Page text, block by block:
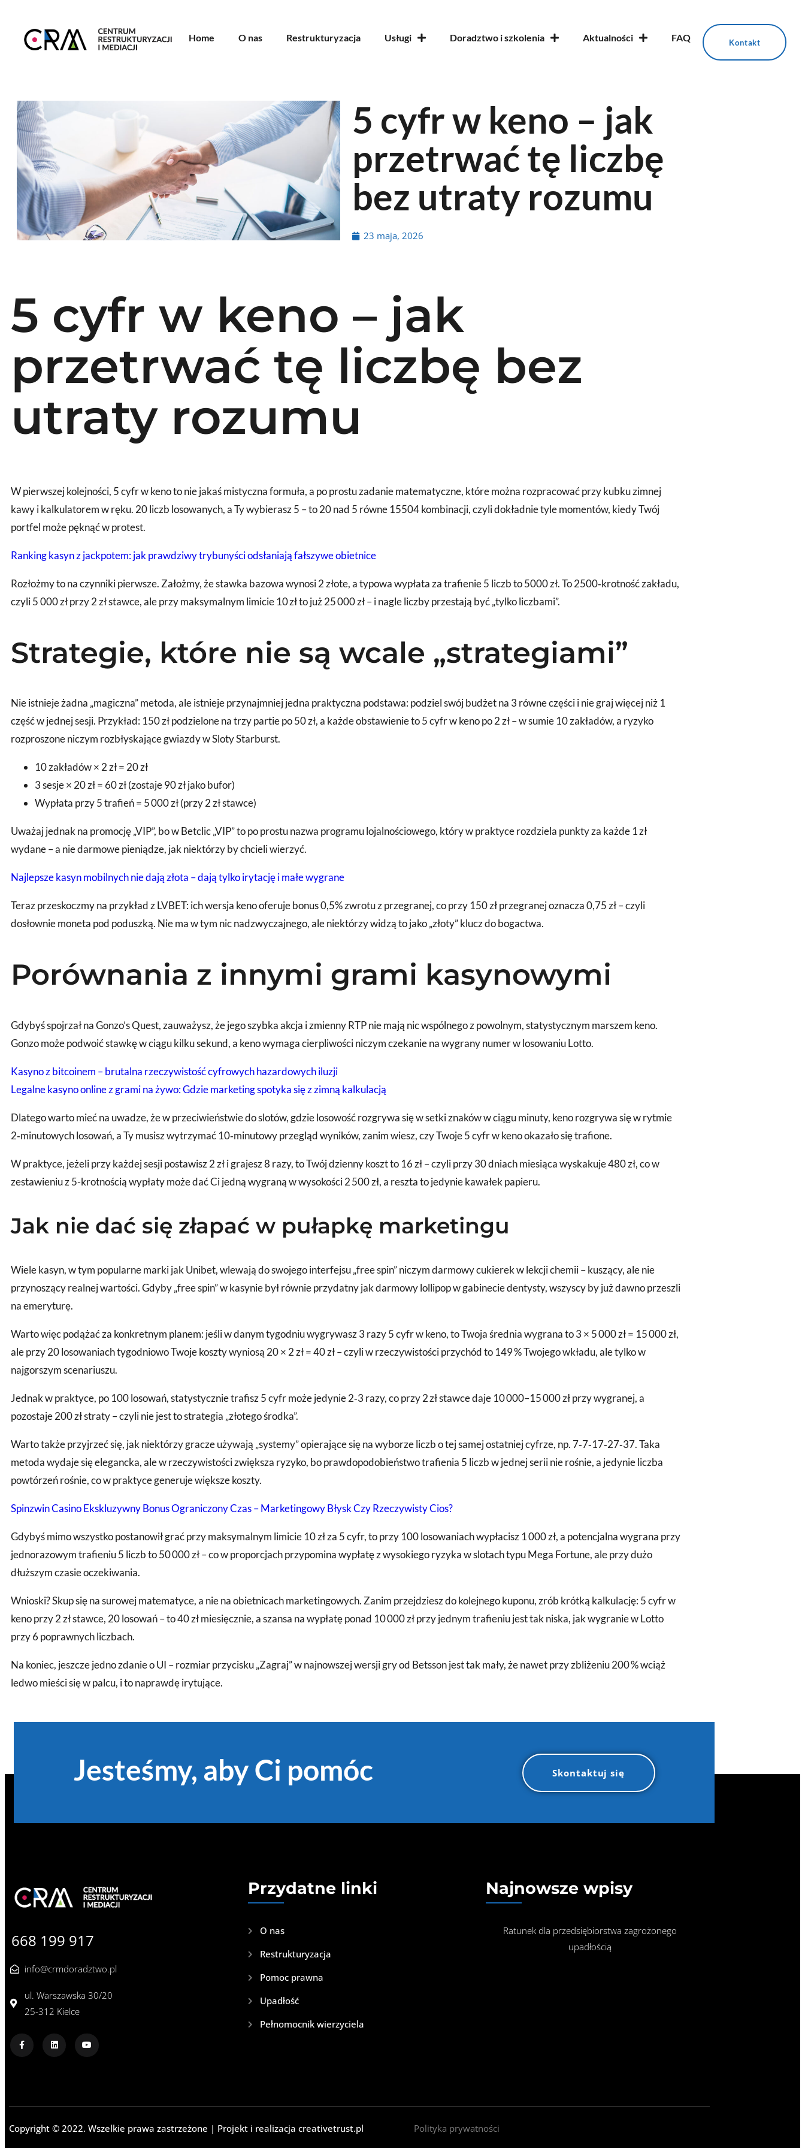
Home O nas Restrukturyzacja Usługi Doradztwo i szkolenia Aktualności FAQ Kontakt
5 cyfr w keno – jak
przetrwać tę liczbę
bez utraty rozumu
23 maja, 2026
5 cyfr w keno – jak
przetrwać tę liczbę bez
utraty rozumu
W pierwszej kolejności, 5 cyfr w keno to nie jakaś mistyczna formuła, a po prostu zadanie matematyczne, które można rozpracować przy kubku zimnej
kawy i kalkulatorem w ręku. 20 liczb losowanych, a Ty wybierasz 5 – to 20 nad 5 równe 15504 kombinacji, czyli dokładnie tyle momentów, kiedy Twój
portfel może pęknąć w protest.
Ranking kasyn z jackpotem: jak prawdziwy trybunyści odsłaniają fałszywe obietnice
Rozłożmy to na czynniki pierwsze. Założmy, że stawka bazowa wynosi 2 złote, a typowa wypłata za trafienie 5 liczb to 5000 zł. To 2500‑krotność zakładu,
czyli 5 000 zł przy 2 zł stawce, ale przy maksymalnym limicie 10 zł to już 25 000 zł – i nagle liczby przestają być „tylko liczbami”.
Strategie, które nie są wcale „strategiami”
Nie istnieje żadna „magiczna” metoda, ale istnieje przynajmniej jedna praktyczna podstawa: podziel swój budżet na 3 równe części i nie graj więcej niż 1
część w jednej sesji. Przykład: 150 zł podzielone na trzy partie po 50 zł, a każde obstawienie to 5 cyfr w keno po 2 zł – w sumie 10 zakładów, a ryzyko
rozproszone niczym rozbłyskające gwiazdy w Sloty Starburst.
10 zakładów × 2 zł = 20 zł
3 sesje × 20 zł = 60 zł (zostaje 90 zł jako bufor)
Wypłata przy 5 trafień = 5 000 zł (przy 2 zł stawce)
Uważaj jednak na promocję „VIP”, bo w Betclic „VIP” to po prostu nazwa programu lojalnościowego, który w praktyce rozdziela punkty za każde 1 zł
wydane – a nie darmowe pieniądze, jak niektórzy by chcieli wierzyć.
Najlepsze kasyn mobilnych nie dają złota – dają tylko irytację i małe wygrane
Teraz przeskoczmy na przykład z LVBET: ich wersja keno oferuje bonus 0,5% zwrotu z przegranej, co przy 150 zł przegranej oznacza 0,75 zł – czyli
dosłownie moneta pod poduszką. Nie ma w tym nic nadzwyczajnego, ale niektórzy widzą to jako „złoty” klucz do bogactwa.
Porównania z innymi grami kasynowymi
Gdybyś spojrzał na Gonzo’s Quest, zauważysz, że jego szybka akcja i zmienny RTP nie mają nic wspólnego z powolnym, statystycznym marszem keno.
Gonzo może podwoić stawkę w ciągu kilku sekund, a keno wymaga cierpliwości niczym czekanie na wygrany numer w losowaniu Lotto.
Kasyno z bitcoinem – brutalna rzeczywistość cyfrowych hazardowych iluzji
Legalne kasyno online z grami na żywo: Gdzie marketing spotyka się z zimną kalkulacją
Dlatego warto mieć na uwadze, że w przeciwieństwie do slotów, gdzie losowość rozgrywa się w setki znaków w ciągu minuty, keno rozgrywa się w rytmie
2‑minutowych losowań, a Ty musisz wytrzymać 10‑minutowy przegląd wyników, zanim wiesz, czy Twoje 5 cyfr w keno okazało się trafione.
W praktyce, jeżeli przy każdej sesji postawisz 2 zł i grajesz 8 razy, to Twój dzienny koszt to 16 zł – czyli przy 30 dniach miesiąca wyskakuje 480 zł, co w
zestawieniu z 5-krotnością wypłaty może dać Ci jedną wygraną w wysokości 2 500 zł, a reszta to jedynie kawałek papieru.
Jak nie dać się złapać w pułapkę marketingu
Wiele kasyn, w tym popularne marki jak Unibet, wlewają do swojego interfejsu „free spin” niczym darmowy cukierek w lekcji chemii – kuszący, ale nie
przynoszący realnej wartości. Gdyby „free spin” w kasynie był równie przydatny jak darmowy lollipop w gabinecie dentysty, wszyscy by już dawno przeszli
na emeryturę.
Warto więc podążać za konkretnym planem: jeśli w danym tygodniu wygrywasz 3 razy 5 cyfr w keno, to Twoja średnia wygrana to 3 × 5 000 zł = 15 000 zł,
ale przy 20 losowaniach tygodniowo Twoje koszty wyniosą 20 × 2 zł = 40 zł – czyli w rzeczywistości przychód to 149 % Twojego wkładu, ale tylko w
najgorszym scenariuszu.
Jednak w praktyce, po 100 losowań, statystycznie trafisz 5 cyfr może jedynie 2‑3 razy, co przy 2 zł stawce daje 10 000–15 000 zł przy wygranej, a
pozostaje 200 zł straty – czyli nie jest to strategia „złotego środka”.
Warto także przyjrzeć się, jak niektórzy gracze używają „systemy” opierające się na wyborze liczb o tej samej ostatniej cyfrze, np. 7‑7‑17‑27‑37. Taka
metoda wydaje się elegancka, ale w rzeczywistości zwiększa ryzyko, bo prawdopodobieństwo trafienia 5 liczb w jednej serii nie rośnie, a jedynie liczba
powtórzeń rośnie, co w praktyce generuje większe koszty.
Spinzwin Casino Ekskluzywny Bonus Ograniczony Czas – Marketingowy Błysk Czy Rzeczywisty Cios?
Gdybyś mimo wszystko postanowił grać przy maksymalnym limicie 10 zł za 5 cyfr, to przy 100 losowaniach wypłacisz 1 000 zł, a potencjalna wygrana przy
jednorazowym trafieniu 5 liczb to 50 000 zł – co w proporcjach przypomina wypłatę z wysokiego ryzyka w slotach typu Mega Fortune, ale przy dużo
dłuższym czasie oczekiwania.
Wnioski? Skup się na surowej matematyce, a nie na obietnicach marketingowych. Zanim przejdziesz do kolejnego kuponu, zrób krótką kalkulację: 5 cyfr w
keno przy 2 zł stawce, 20 losowań – to 40 zł miesięcznie, a szansa na wypłatę ponad 10 000 zł przy jednym trafieniu jest tak niska, jak wygranie w Lotto
przy 6 poprawnych liczbach.
Na koniec, jeszcze jedno zdanie o UI – rozmiar przycisku „Zagraj” w najnowszej wersji gry od Betsson jest tak mały, że nawet przy zbliżeniu 200 % wciąż
ledwo mieści się w palcu, i to naprawdę irytujące.
Jesteśmy, aby Ci pomóc Skontaktuj się
668 199 917
info@crmdoradztwo.pl
ul. Warszawska 30/20
25-312 Kielce
Przydatne linki
O nas
Restrukturyzacja
Pomoc prawna
Upadłość
Pełnomocnik wierzyciela
Najnowsze wpisy
Ratunek dla przedsiębiorstwa zagrożonego
upadłością
Copyright © 2022. Wszelkie prawa zastrzeżone | Projekt i realizacja creativetrust.pl Polityka prywatności